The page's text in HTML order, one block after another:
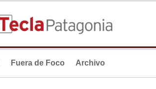
Fuera de Foco Archivo